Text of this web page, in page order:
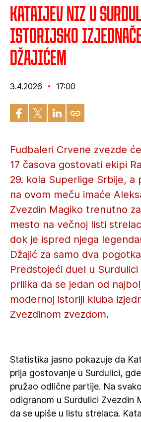
Kataijev niz u
istorijsko
Džajićem
3.4.2026 17:00
Fudbaleri Crvene zvezde
17 časova gostovati ekipi
29. kola Superlige Srbije, a
na ovom meču imaće
Zvezdin Magiko trenutno
mesto na večnoj listi
dok je ispred njega
Džajić za samo dva
Predstojeći duel u Surdulici
prilika da se jedan od
modernoj istoriji kluba
Zvezdinom zvezdom.
Statistika jasno pokazuje da
prija gostovanje u Surdulici,
pružao odlične partije. Na
odigranom u Surdulici Zvezdin
da se upiše u listu strelaca.